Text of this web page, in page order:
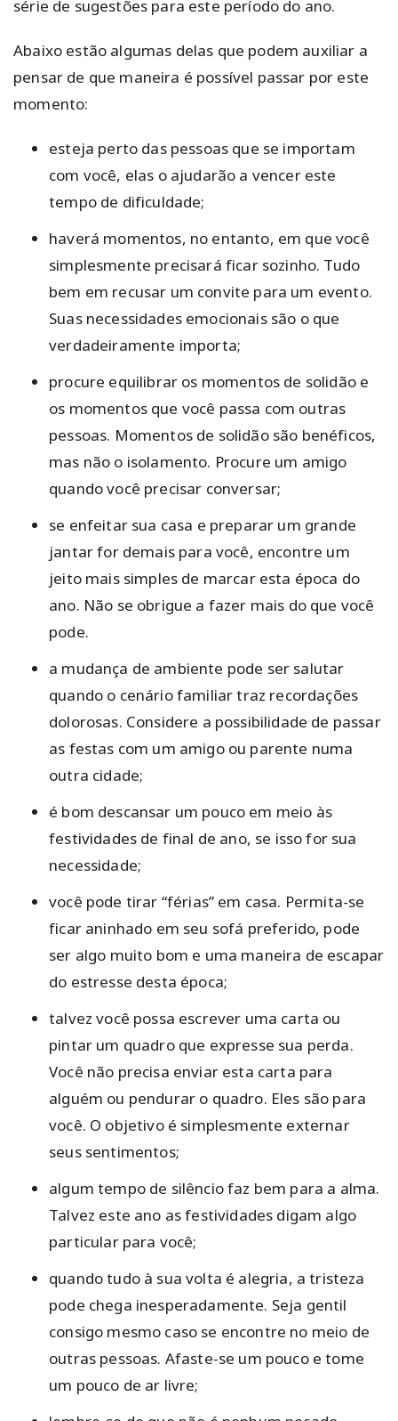
série de sugestões para este período do ano.
Abaixo estão algumas delas que podem auxiliar a
pensar de que maneira é possível passar por este
momento:
esteja perto das pessoas que se importam
com você, elas o ajudarão a vencer este
tempo de dificuldade;
haverá momentos, no entanto, em que você
simplesmente precisará ficar sozinho. Tudo
bem em recusar um convite para um evento.
Suas necessidades emocionais são o que
verdadeiramente importa;
procure equilibrar os momentos de solidão e
os momentos que você passa com outras
pessoas. Momentos de solidão são benéficos,
mas não o isolamento. Procure um amigo
quando você precisar conversar;
se enfeitar sua casa e preparar um grande
jantar for demais para você, encontre um
jeito mais simples de marcar esta época do
ano. Não se obrigue a fazer mais do que você
pode.
a mudança de ambiente pode ser salutar
quando o cenário familiar traz recordações
dolorosas. Considere a possibilidade de passar
as festas com um amigo ou parente numa
outra cidade;
é bom descansar um pouco em meio às
festividades de final de ano, se isso for sua
necessidade;
você pode tirar “férias” em casa. Permita-se
ficar aninhado em seu sofá preferido, pode
ser algo muito bom e uma maneira de escapar
do estresse desta época;
talvez você possa escrever uma carta ou
pintar um quadro que expresse sua perda.
Você não precisa enviar esta carta para
alguém ou pendurar o quadro. Eles são para
você. O objetivo é simplesmente externar
seus sentimentos;
algum tempo de silêncio faz bem para a alma.
Talvez este ano as festividades digam algo
particular para você;
quando tudo à sua volta é alegria, a tristeza
pode chega inesperadamente. Seja gentil
consigo mesmo caso se encontre no meio de
outras pessoas. Afaste-se um pouco e tome
um pouco de ar livre;